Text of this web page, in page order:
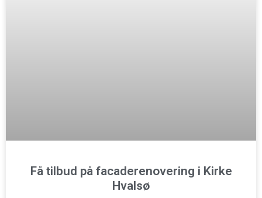
Få tilbud på facaderenovering i Kirke
Hvalsø